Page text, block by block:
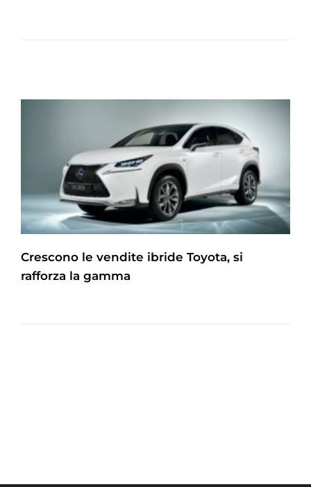
Crescono le vendite ibride Toyota, si
rafforza la gamma